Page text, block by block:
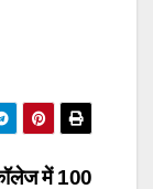
में 100